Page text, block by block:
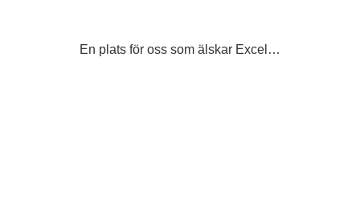
En plats för oss som älskar Excel…